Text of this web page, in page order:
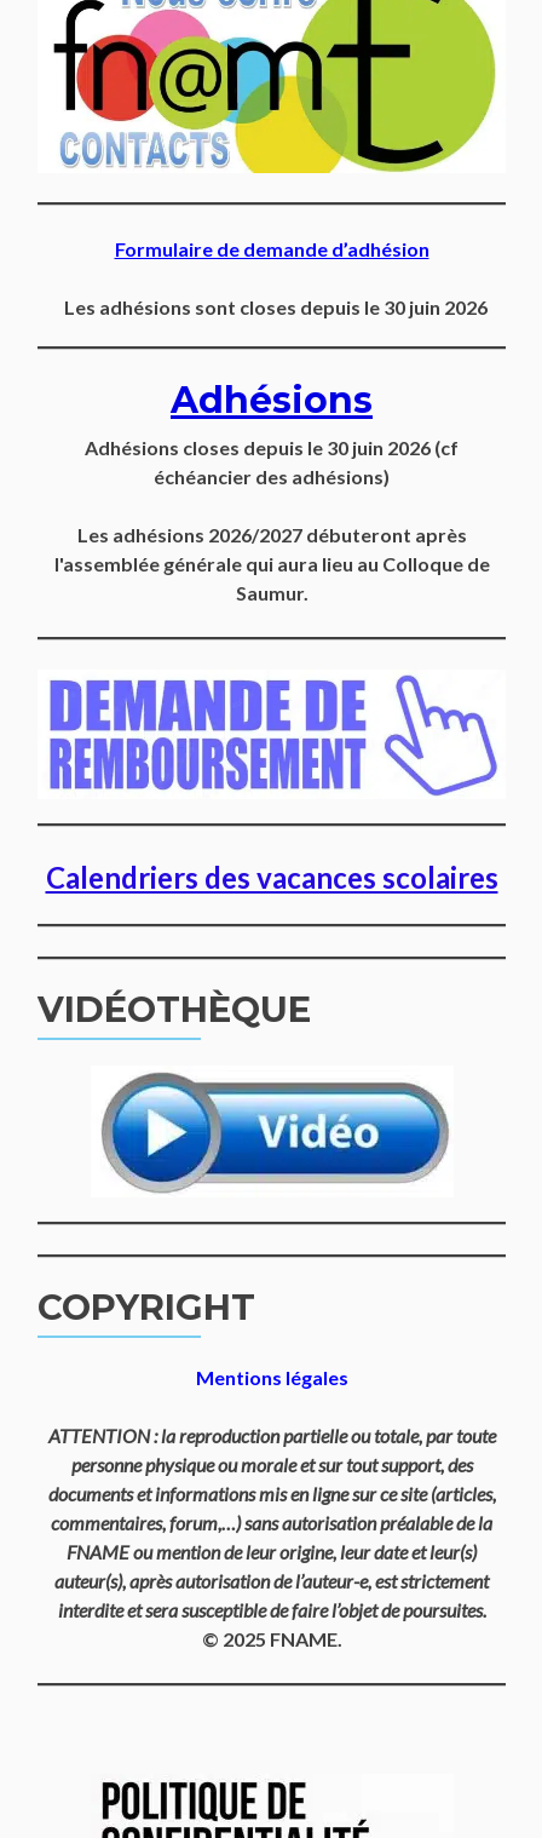
Formulaire de demande d’adhésion
Les adhésions sont closes depuis le 30 juin 2026
Adhésions
Adhésions closes depuis le 30 juin 2026 (cf
échéancier des adhésions)
Les adhésions 2026/2027 débuteront après
l'assemblée générale qui aura lieu au Colloque de
Saumur.
Calendriers des vacances scolaires
VIDÉOTHÈQUE
COPYRIGHT
Mentions légales
ATTENTION : la reproduction partielle ou totale, par toute
personne physique ou morale et sur tout support, des
documents et informations mis en ligne sur ce site (articles,
commentaires, forum,…) sans autorisation préalable de la
FNAME ou mention de leur origine, leur date et leur(s)
auteur(s), après autorisation de l’auteur-e, est strictement
interdite et sera susceptible de faire l’objet de poursuites.
© 2025 FNAME.